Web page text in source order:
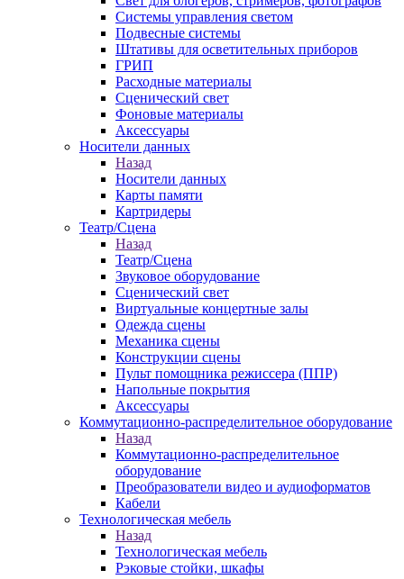
Системы управления светом
Подвесные системы
Штативы для осветительных приборов
ГРИП
Расходные материалы
Сценический свет
Фоновые материалы
Аксессуары
Носители данных
Назад
Носители данных
Карты памяти
Картридеры
Театр/Сцена
Назад
Театр/Сцена
Звуковое оборудование
Сценический свет
Виртуальные концертные залы
Одежда сцены
Механика сцены
Конструкции сцены
Пульт помощника режиссера (ППР)
Напольные покрытия
Аксессуары
Коммутационно-распределительное оборудование
Назад
Коммутационно-распределительное
оборудование
Преобразователи видео и аудиоформатов
Кабели
Технологическая мебель
Назад
Технологическая мебель
Рэковые стойки, шкафы